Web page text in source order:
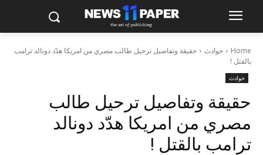
Home حوادث
حقيقة وتفاصيل ترحيل طالب مصري من امريكا هدّد دونالد ترامب
بالقتل !
حوادث
حقيقة وتفاصيل ترحيل طالب
مصري من امريكا هدّد دونالد
ترامب بالقتل !